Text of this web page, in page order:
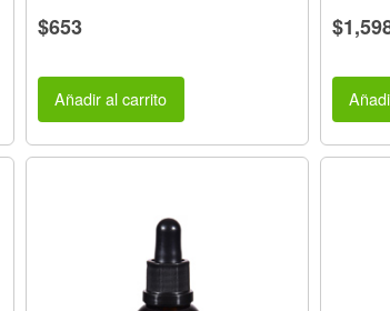
$653
Añadir al carrito